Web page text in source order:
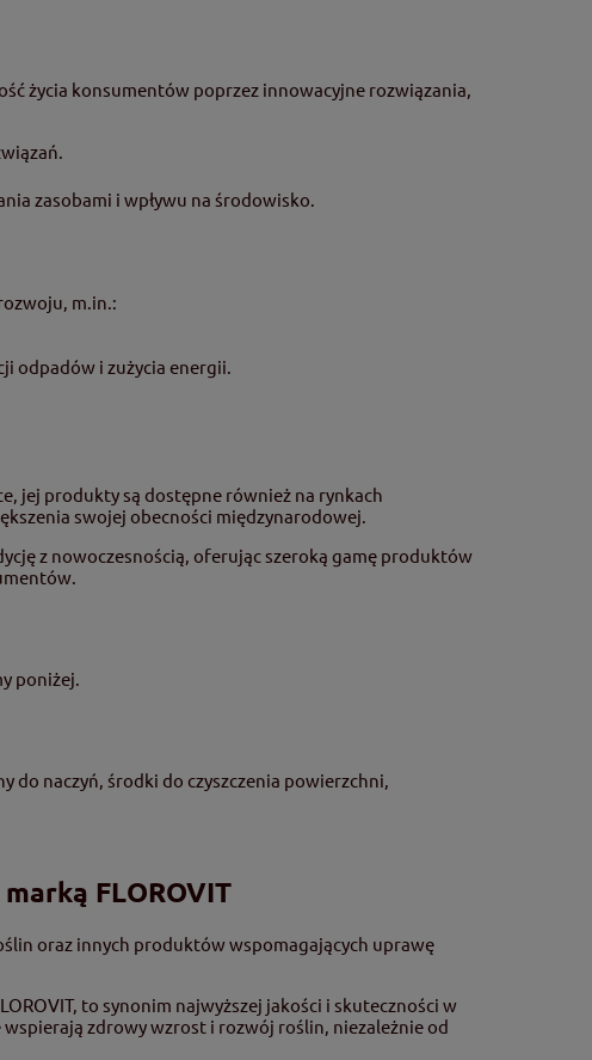
życia konsumentów poprzez innowacyjne rozwiązania,
zasobami i wpływu na środowisko.
m.in.:
odpadów i zużycia energii.
jej produkty są dostępne również na rynkach
swojej obecności międzynarodowej.
z nowoczesnością, oferując szeroką gamę produktów
poniżej.
do naczyń, środki do czyszczenia powierzchni,
FLOROVIT
oraz innych produktów wspomagających uprawę
to synonim najwyższej jakości i skuteczności w
zdrowy wzrost i rozwój roślin, niezależnie od